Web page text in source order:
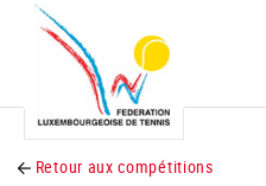
Retour aux compétitions